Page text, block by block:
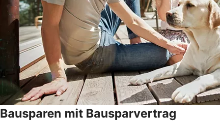
Bausparen mit Bausparvertrag